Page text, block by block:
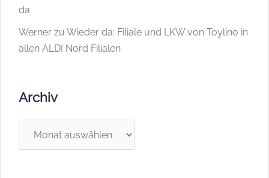
da
Werner zu Wieder da: Filiale und LKW von Toylino in
allen ALDI Nord Filialen
Archiv